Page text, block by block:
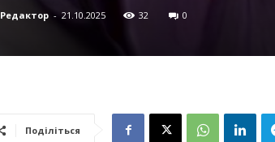
Україна.
Редактор - 21.10.2025 32 0
Поділіться